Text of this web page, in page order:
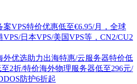
案VPS特价优惠低至€6.95/月，全球
日本VPS/美国VPS等，CN2/CU2
外优选助力出海特惠/云服务器特价低
2折/特价海外物理服务器低至296元/
防护6折起